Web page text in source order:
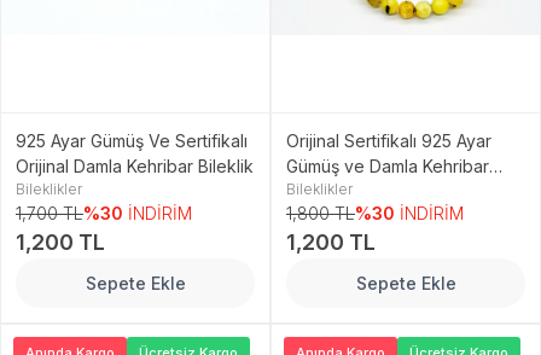
925 Ayar Gümüş Ve Sertifikalı
Orijinal Damla Kehribar Bileklik
Bileklikler
1,700 TL%30 İNDİRİM
1,200 TL
Sepete Ekle
Orijinal Sertifikalı 925 Ayar
Gümüş ve Damla Kehribar
Bileklik
Bileklikler
1,800 TL%30 İNDİRİM
1,200 TL
Sepete Ekle